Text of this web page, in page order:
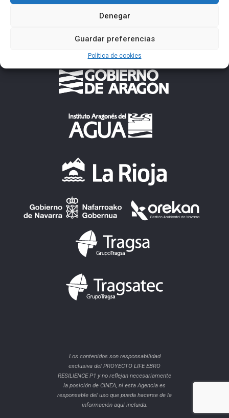
Denegar
Guardar preferencias
Política de cookies
Los contenidos son responsabilidad
exclusiva del PROYECTO LIFE EBRO
RESILIENCE P1 y no reflejan necesariamente
la posición de CINEA, ni esta Agencia es
responsable del uso que pueda hacerse de la
información aquí incluida.